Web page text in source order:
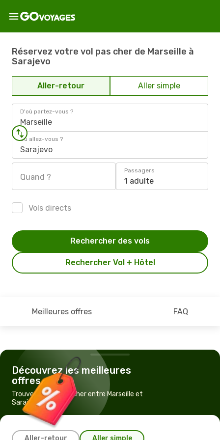
Réservez votre vol pas cher de Marseille à
Sarajevo
Aller-retour Aller simple
D'où partez-vous ?
Marseille
Où allez-vous ?
Sarajevo
Quand ?
Passagers
1 adulte
Vols directs
Rechercher Vol + Hôtel
Rechercher des vols
Meilleures offres FAQ
Découvrez les meilleures
offres
Trouvez un vol pas cher entre Marseille et
Sarajevo
Aller-retour Aller simple